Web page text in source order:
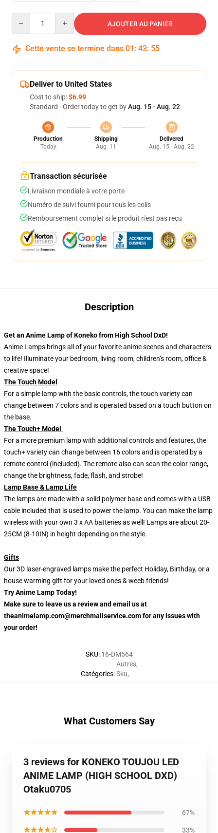
AJOUTER AU PANIER
Cette vente se termine dans 01 : 43: 54
Deliver to United States
Cost to ship:$6.99
Standard - Order today to get byAug. 15 - Aug. 22
Production
Today
Shipping
Aug. 11
Delivered
Aug. 15 - Aug. 22
Transaction sécurisée
Livraison mondiale à votre porte
Numéro de suivi fourni pour tous les colis
Remboursement complet si le produit n'est pas reçu
Description
Get an Anime Lamp of Koneko from High School DxD!
Anime Lamps brings all of your favorite anime scenes and characters
to life! Illuminate your bedroom, living room, children’s room, office &
creative space!
The Touch Model
For a simple lamp with the basic controls, the touch variety can
change between 7 colors and is operated based on a touch button on
the base.
The Touch+ Model
For a more premium lamp with additional controls and features, the
touch+ variety can change between 16 colors and is operated by a
remote control (included). The remote also can scan the color range,
change the brightness, fade, flash, and strobe!
Lamp Base & Lamp Life
The lamps are made with a solid polymer base and comes with a USB
cable included that is used to power the lamp. You can make the lamp
wireless with your own 3 x AA batteries as well! Lamps are about 20-
25CM (8-10IN) in height depending on the style.
Gifts
Our 3D laser-engraved lamps make the perfect Holiday, Birthday, or a
house warming gift for your loved ones & weeb friends!
Try Anime Lamp Today!
Make sure to leave us a review and email us at
theanimelamp.com@merchmailservice.com for any issues with
your order!
SKU: 16-DM564
Catégories:
Autres,
Sku,
What Customers Say
3 reviews for KONEKO TOUJOU LED
ANIME LAMP (HIGH SCHOOL DXD)
Otaku0705
★★★★★ 67%
★★★★☆ 33%